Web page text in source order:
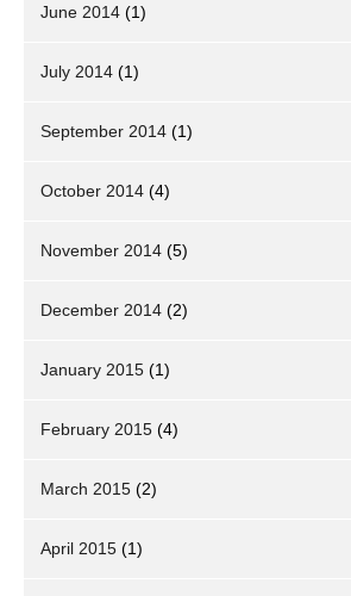
June 2014 (1)
July 2014 (1)
September 2014 (1)
October 2014 (4)
November 2014 (5)
December 2014 (2)
January 2015 (1)
February 2015 (4)
March 2015 (2)
April 2015 (1)